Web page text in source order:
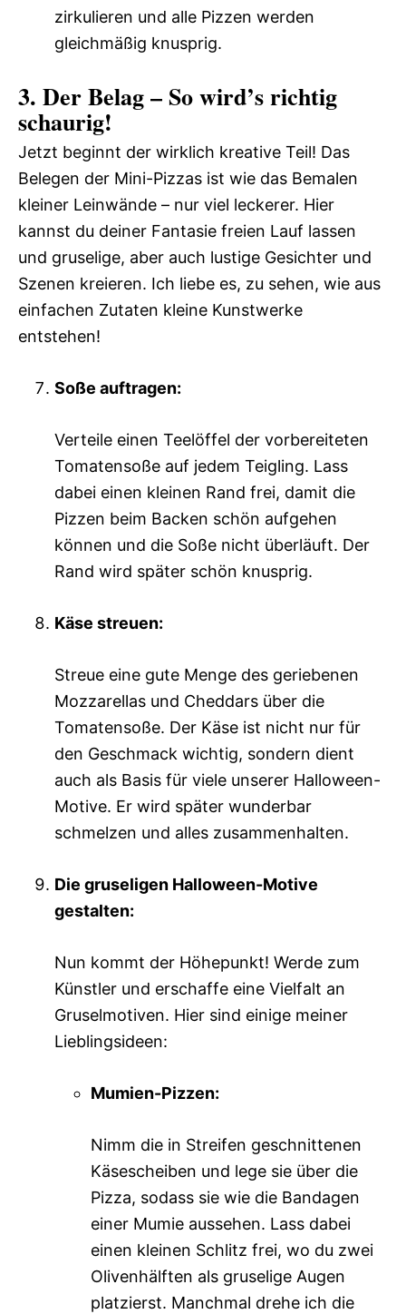
zirkulieren und alle Pizzen werden
gleichmäßig knusprig.
3. Der Belag – So wird’s richtig
schaurig!
Jetzt beginnt der wirklich kreative Teil! Das
Belegen der Mini-Pizzas ist wie das Bemalen
kleiner Leinwände – nur viel leckerer. Hier
kannst du deiner Fantasie freien Lauf lassen
und gruselige, aber auch lustige Gesichter und
Szenen kreieren. Ich liebe es, zu sehen, wie aus
einfachen Zutaten kleine Kunstwerke
entstehen!
Soße auftragen:
Verteile einen Teelöffel der vorbereiteten
Tomatensoße auf jedem Teigling. Lass
dabei einen kleinen Rand frei, damit die
Pizzen beim Backen schön aufgehen
können und die Soße nicht überläuft. Der
Rand wird später schön knusprig.
Käse streuen:
Streue eine gute Menge des geriebenen
Mozzarellas und Cheddars über die
Tomatensoße. Der Käse ist nicht nur für
den Geschmack wichtig, sondern dient
auch als Basis für viele unserer Halloween-
Motive. Er wird später wunderbar
schmelzen und alles zusammenhalten.
Die gruseligen Halloween-Motive
gestalten:
Nun kommt der Höhepunkt! Werde zum
Künstler und erschaffe eine Vielfalt an
Gruselmotiven. Hier sind einige meiner
Lieblingsideen:
Mumien-Pizzen:
Nimm die in Streifen geschnittenen
Käsescheiben und lege sie über die
Pizza, sodass sie wie die Bandagen
einer Mumie aussehen. Lass dabei
einen kleinen Schlitz frei, wo du zwei
Olivenhälften als gruselige Augen
platzierst. Manchmal drehe ich die